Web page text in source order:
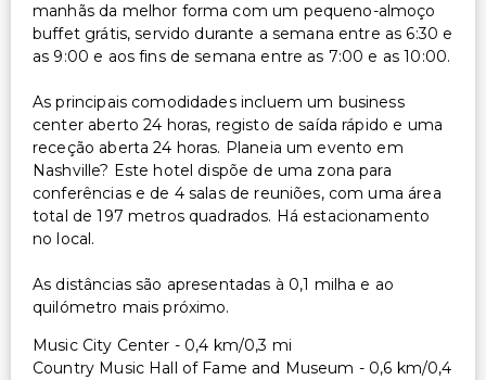
manhãs da melhor forma com um pequeno-almoço
buffet grátis, servido durante a semana entre as 6:30 e
as 9:00 e aos fins de semana entre as 7:00 e as 10:00.
As principais comodidades incluem um business
center aberto 24 horas, registo de saída rápido e uma
receção aberta 24 horas. Planeia um evento em
Nashville? Este hotel dispõe de uma zona para
conferências e de 4 salas de reuniões, com uma área
total de 197 metros quadrados. Há estacionamento
no local.
As distâncias são apresentadas à 0,1 milha e ao
quilómetro mais próximo.
Music City Center - 0,4 km/0,3 mi
Country Music Hall of Fame and Museum - 0,6 km/0,4